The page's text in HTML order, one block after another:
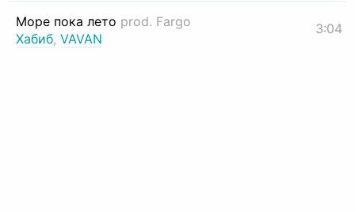
Море пока лето prod. Fargo
Хабиб, VAVAN
3:04